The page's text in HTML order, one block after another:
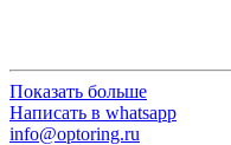
Показать больше
Написать в whatsapp
info@optoring.ru